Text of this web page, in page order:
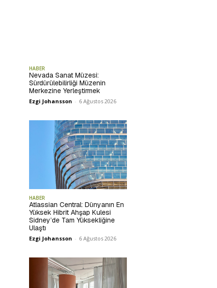
HABER
Nevada Sanat Müzesi:
Sürdürülebilirliği Müzenin
Merkezine Yerleştirmek
Ezgi Johansson - 6 Ağustos 2026
HABER
Atlassian Central: Dünyanın En
Yüksek Hibrit Ahşap Kulesi
Sidney’de Tam Yüksekliğine
Ulaştı
Ezgi Johansson - 6 Ağustos 2026